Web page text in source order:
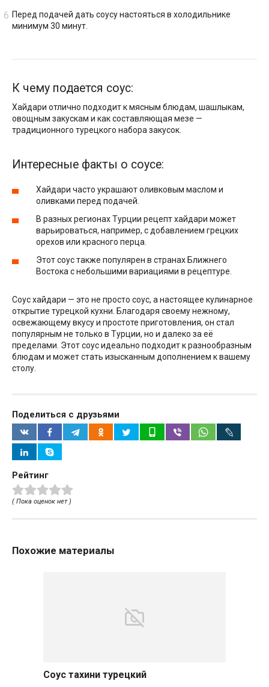
Перед подачей дать соусу настояться в холодильнике
минимум 30 минут.
К чему подается соус:
Хайдари отлично подходит к мясным блюдам, шашлыкам,
овощным закускам и как составляющая мезе —
традиционного турецкого набора закусок.
Интересные факты о соусе:
Хайдари часто украшают оливковым маслом и
оливками перед подачей.
В разных регионах Турции рецепт хайдари может
варьироваться, например, с добавлением грецких
орехов или красного перца.
Этот соус также популярен в странах Ближнего
Востока с небольшими вариациями в рецептуре.
Соус хайдари — это не просто соус, а настоящее кулинарное
открытие турецкой кухни. Благодаря своему нежному,
освежающему вкусу и простоте приготовления, он стал
популярным не только в Турции, но и далеко за её
пределами. Этот соус идеально подходит к разнообразным
блюдам и может стать изысканным дополнением к вашему
столу.
Поделиться с друзьями
Рейтинг
( Пока оценок нет )
Похожие материалы
Соус тахини турецкий